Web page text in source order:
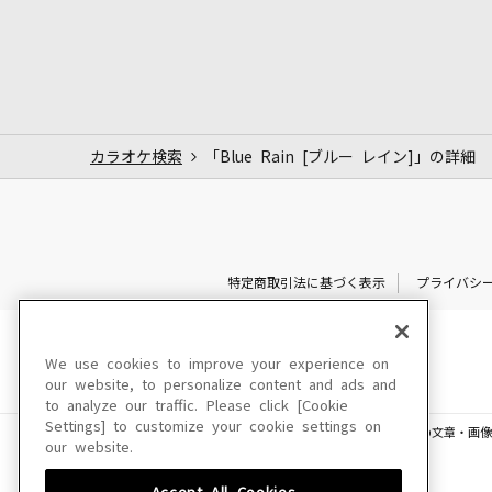
カラオケ検索 「Blue Rain [ブルー レイン]」の詳細
特定商取引法に基づく表示 プライバシ
このサイトに掲載されている一切の文章・画
We use cookies to improve your experience on
our website, to personalize content and ads and
to analyze our traffic. Please click [Cookie
Settings] to customize your cookie settings on
our website.